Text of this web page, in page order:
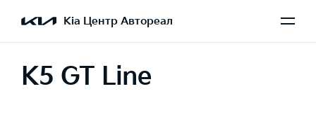
Kia Центр Автореал
K5 GT Line